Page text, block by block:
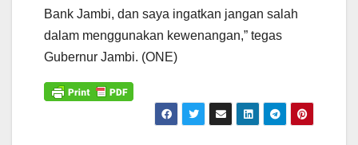
Bank Jambi, dan saya ingatkan jangan salah
dalam menggunakan kewenangan,” tegas
Gubernur Jambi. (ONE)